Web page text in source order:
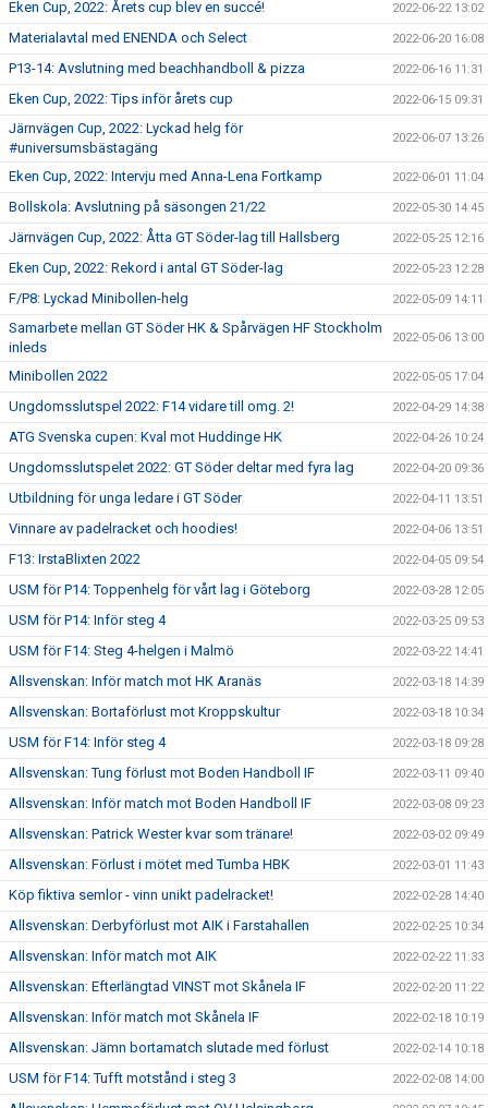
Eken Cup, 2022: Årets cup blev en succé! 2022-06-22 13:02
Materialavtal med ENENDA och Select 2022-06-20 16:08
P13-14: Avslutning med beachhandboll & pizza 2022-06-16 11:31
Eken Cup, 2022: Tips inför årets cup 2022-06-15 09:31
Järnvägen Cup, 2022: Lyckad helg för
#universumsbästagäng
2022-06-07 13:26
Eken Cup, 2022: Intervju med Anna-Lena Fortkamp 2022-06-01 11:04
Bollskola: Avslutning på säsongen 21/22 2022-05-30 14:45
Järnvägen Cup, 2022: Åtta GT Söder-lag till Hallsberg 2022-05-25 12:16
Eken Cup, 2022: Rekord i antal GT Söder-lag 2022-05-23 12:28
F/P8: Lyckad Minibollen-helg 2022-05-09 14:11
Samarbete mellan GT Söder HK & Spårvägen HF Stockholm
inleds
2022-05-06 13:00
Minibollen 2022 2022-05-05 17:04
Ungdomsslutspel 2022: F14 vidare till omg. 2! 2022-04-29 14:38
ATG Svenska cupen: Kval mot Huddinge HK 2022-04-26 10:24
Ungdomsslutspelet 2022: GT Söder deltar med fyra lag 2022-04-20 09:36
Utbildning för unga ledare i GT Söder 2022-04-11 13:51
Vinnare av padelracket och hoodies! 2022-04-06 13:51
F13: IrstaBlixten 2022 2022-04-05 09:54
USM för P14: Toppenhelg för vårt lag i Göteborg 2022-03-28 12:05
USM för P14: Inför steg 4 2022-03-25 09:53
USM för F14: Steg 4-helgen i Malmö 2022-03-22 14:41
Allsvenskan: Inför match mot HK Aranäs 2022-03-18 14:39
Allsvenskan: Bortaförlust mot Kroppskultur 2022-03-18 10:34
USM för F14: Inför steg 4 2022-03-18 09:28
Allsvenskan: Tung förlust mot Boden Handboll IF 2022-03-11 09:40
Allsvenskan: Inför match mot Boden Handboll IF 2022-03-08 09:23
Allsvenskan: Patrick Wester kvar som tränare! 2022-03-02 09:49
Allsvenskan: Förlust i mötet med Tumba HBK 2022-03-01 11:43
Köp fiktiva semlor - vinn unikt padelracket! 2022-02-28 14:40
Allsvenskan: Derbyförlust mot AIK i Farstahallen 2022-02-25 10:34
Allsvenskan: Inför match mot AIK 2022-02-22 11:33
Allsvenskan: Efterlängtad VINST mot Skånela IF 2022-02-20 11:22
Allsvenskan: Inför match mot Skånela IF 2022-02-18 10:19
Allsvenskan: Jämn bortamatch slutade med förlust 2022-02-14 10:18
USM för F14: Tufft motstånd i steg 3 2022-02-08 14:00